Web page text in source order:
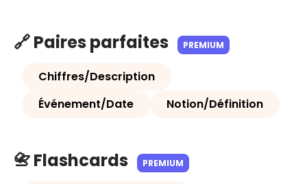
🔗 Paires parfaites PREMIUM
Chiffres/Description
Événement/Date
Notion/Définition
📇 Flashcards PREMIUM